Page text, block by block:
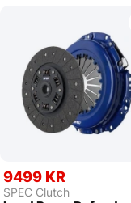
9499 KR
SPEC Clutch